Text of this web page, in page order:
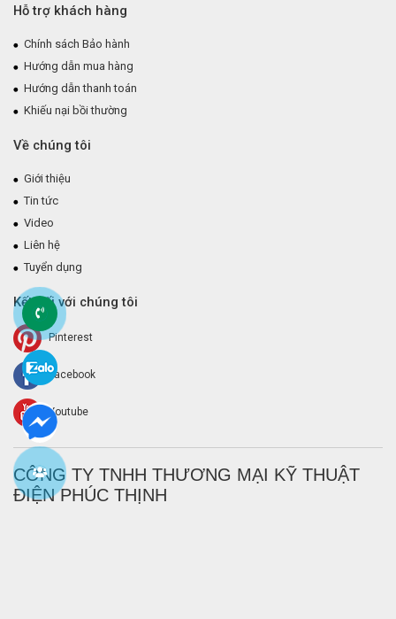
Hỗ trợ khách hàng
Chính sách Bảo hành
Hướng dẫn mua hàng
Hướng dẫn thanh toán
Khiếu nại bồi thường
Về chúng tôi
Giới thiệu
Tin tức
Video
Liên hệ
Tuyển dụng
Kết nối với chúng tôi
Pinterest
Facebook
Youtube
CÔNG TY TNHH THƯƠNG MẠI KỸ THUẬT
ĐIỆN PHÚC THỊNH